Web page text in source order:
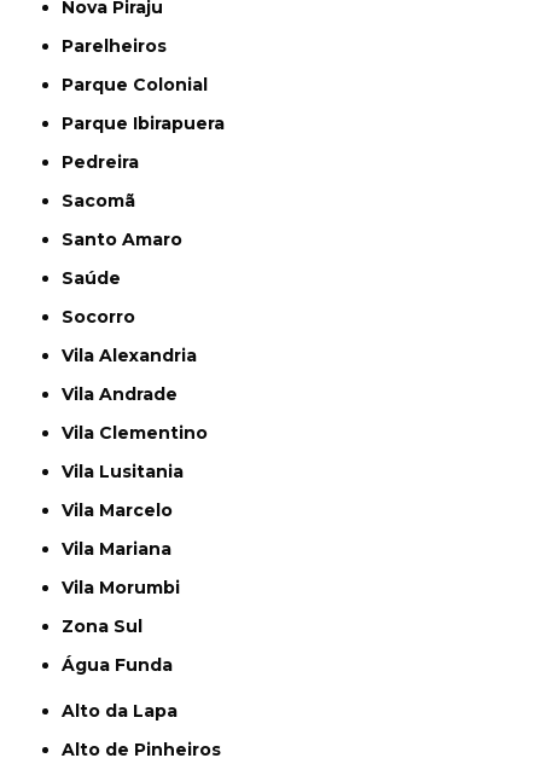
Nova Piraju
Parelheiros
Parque Colonial
Parque Ibirapuera
Pedreira
Sacomã
Santo Amaro
Saúde
Socorro
Vila Alexandria
Vila Andrade
Vila Clementino
Vila Lusitania
Vila Marcelo
Vila Mariana
Vila Morumbi
Zona Sul
Água Funda
Alto da Lapa
Alto de Pinheiros